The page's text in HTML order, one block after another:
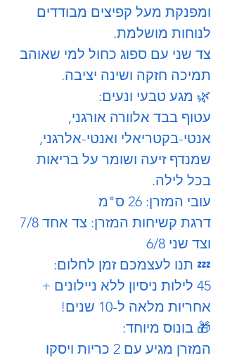
ומפנקת מעל קפיצים מבודדים
לנוחות מושלמת.
צד שני עם ספוג כחול למי שאוהב
תמיכה חזקה ושינה יציבה.
🌿 מגע טבעי ונעים:
עטוף בבד אלוורה אורגני,
אנטי-בקטריאלי ואנטי-אלרגני,
שמנדף זיעה ושומר על בריאות
בכל לילה.
עובי המזרן: 26 ס"מ
דרגת קשיחות המזרן: צד אחד 7/8
וצד שני 6/8
💤 תנו לעצמכם זמן לחלום:
45 לילות ניסיון ללא ניילונים +
אחריות מלאה ל-10 שנים!
🎁 בונוס מיוחד:
המזרן מגיע עם 2 כריות ויסקו